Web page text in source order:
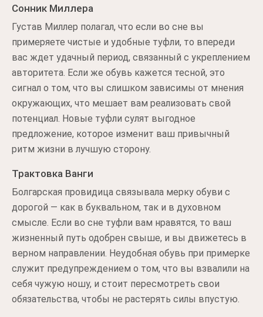
Сонник Миллера
Густав Миллер полагал, что если во сне вы
примеряете чистые и удобные туфли, то впереди
вас ждет удачный период, связанный с укреплением
авторитета. Если же обувь кажется тесной, это
сигнал о том, что вы слишком зависимы от мнения
окружающих, что мешает вам реализовать свой
потенциал. Новые туфли сулят выгодное
предложение, которое изменит ваш привычный
ритм жизни в лучшую сторону.
Трактовка Ванги
Болгарская провидица связывала мерку обуви с
дорогой — как в буквальном, так и в духовном
смысле. Если во сне туфли вам нравятся, то ваш
жизненный путь одобрен свыше, и вы движетесь в
верном направлении. Неудобная обувь при примерке
служит предупреждением о том, что вы взвалили на
себя чужую ношу, и стоит пересмотреть свои
обязательства, чтобы не растерять силы впустую.